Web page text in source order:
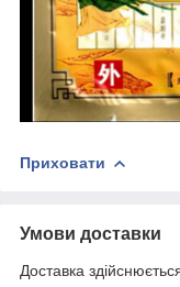
Приховати
Умови доставки
Доставка